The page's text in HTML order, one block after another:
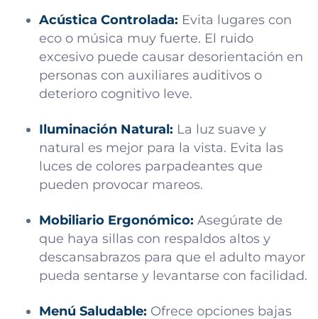
Acústica Controlada: Evita lugares con
eco o música muy fuerte. El ruido
excesivo puede causar desorientación en
personas con auxiliares auditivos o
deterioro cognitivo leve.
Iluminación Natural: La luz suave y
natural es mejor para la vista. Evita las
luces de colores parpadeantes que
pueden provocar mareos.
Mobiliario Ergonómico: Asegúrate de
que haya sillas con respaldos altos y
descansabrazos para que el adulto mayor
pueda sentarse y levantarse con facilidad.
Menú Saludable: Ofrece opciones bajas